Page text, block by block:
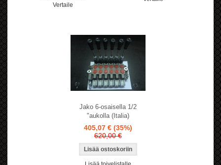
Vertaile
Jako 6-osaisella 1/2
"aukolla (Italia)
405,07 € (35%)
620,00 €